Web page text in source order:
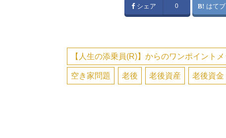
シェア 0 はてブ
【人生の添乗員(R)】からのワンポイント
空き家問題 老後 老後資産 老後資金